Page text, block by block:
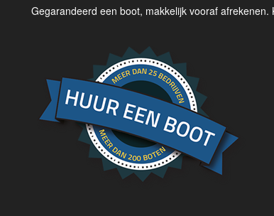
Gegarandeerd een boot, makkelijk vooraf afrekenen.